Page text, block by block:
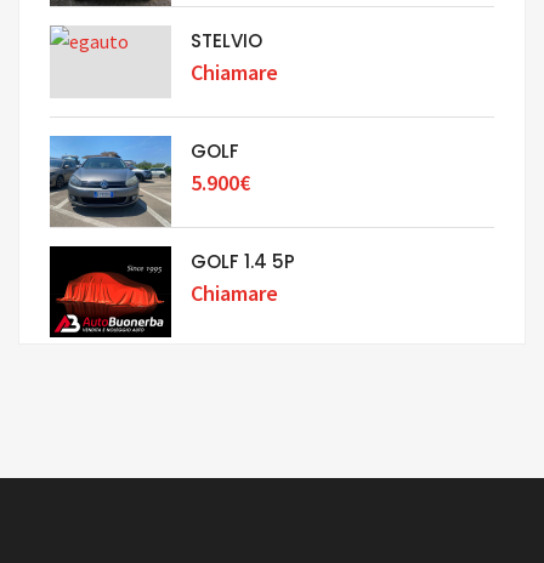
STELVIO
Chiamare
GOLF
5.900€
GOLF 1.4 5P
Chiamare